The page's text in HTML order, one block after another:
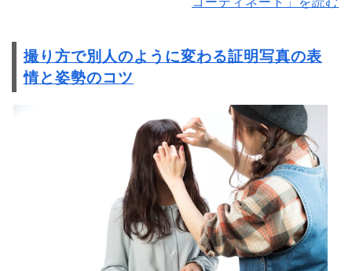
撮り方で別人のように変わる証明写真の表
情と姿勢のコツ